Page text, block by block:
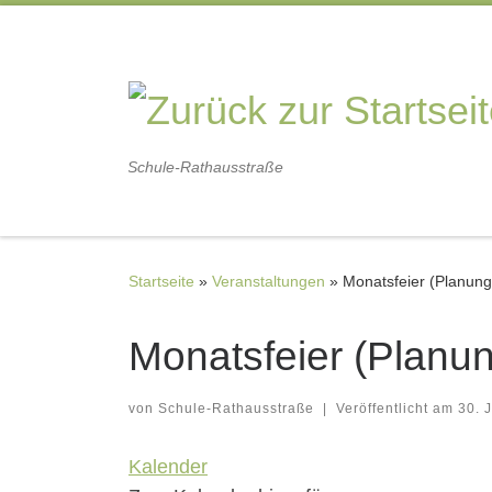
Schule-Rathausstraße
Startseite » Veranstaltungen » Monatsfeier
Monatsfeier
von Schule-Rathausstraße Veröffentlicht am 30.
Kalender